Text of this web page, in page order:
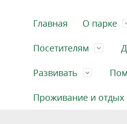
Главная О парке
Посетителям
Развивать
Проживание и отдых